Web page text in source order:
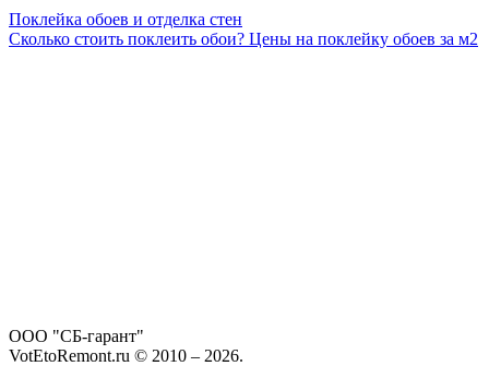
Поклейка обоев и отделка стен
Сколько стоить поклеить обои? Цены на поклейку обоев за м2
ООО "СБ-гарант"
VotEtoRemont.ru © 2010 – 2026.